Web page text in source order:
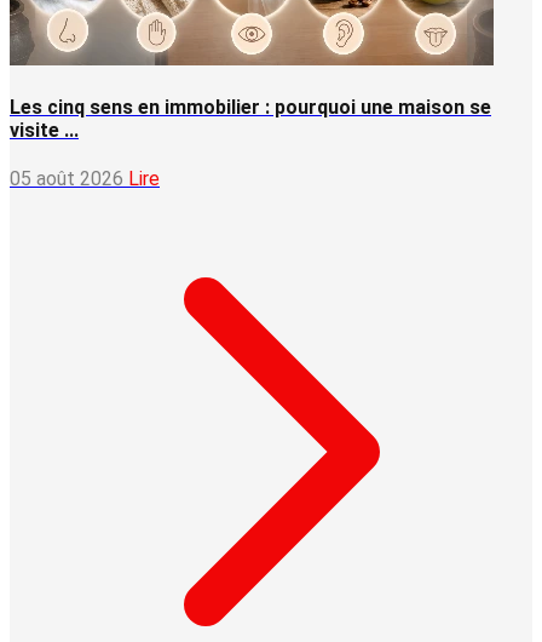
Les cinq sens en immobilier : pourquoi une maison se
visite ...
05 août 2026 Lire